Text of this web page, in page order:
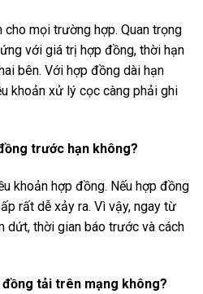
mọi trường hợp. Quan trọng
với giá trị hợp đồng, thời hạn
bên. Với hợp đồng dài hạn
khoản xử lý cọc càng phải ghi
trước hạn không?
khoản hợp đồng. Nếu hợp đồng
rất dễ xảy ra. Vì vậy, ngay từ
dứt, thời gian báo trước và cách
đồng tải trên mạng không?